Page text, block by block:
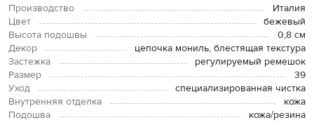
Производство
Италия
Цвет
бежевый
Высота подошвы
0,8 см
Декор
цепочка мониль, блестящая текстура
Застежка
регулируемый ремешок
Размер
39
Уход
специализированная чистка
Внутренняя отделка
кожа
Подошва
кожа/резина